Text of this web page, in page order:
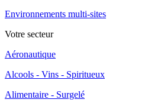
Environnements multi-sites
Votre secteur
Aéronautique
Alcools - Vins - Spiritueux
Alimentaire - Surgelé